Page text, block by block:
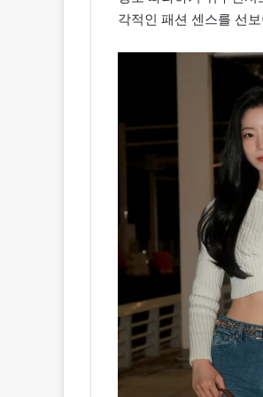
각적인 패션 센스를 선